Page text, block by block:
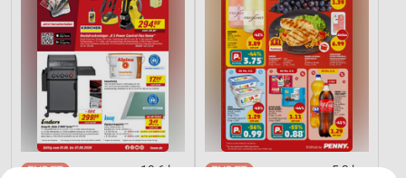
19,6 km 5,3 km